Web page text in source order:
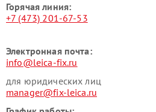
Горячая линия:
+7 (473) 201-67-53
Электронная почта:
info@leica-fix.ru
для юридических лиц
manager@fix-leica.ru